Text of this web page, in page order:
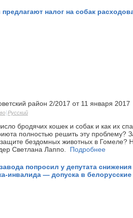
налог на собак
район 2/2017 от 11 января 2017
Русский
бродячих кошек и собак и как их
полностью решить эту проблему?
бездомных животных в Гомеле?
Светлана Лаппо. Подробнее
попросил у депутата
инвалида — допуска в белорусские